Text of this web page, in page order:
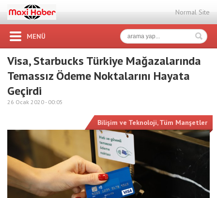
Normal Site
MENÜ
Visa, Starbucks Türkiye Mağazalarında
Temassız Ödeme Noktalarını Hayata
Geçirdi
26 Ocak 2020 - 00:05
Bilişim ve Teknoloji,Tüm Manşetler